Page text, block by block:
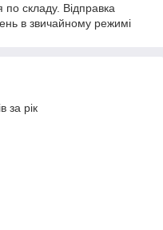
по складу. Відправка
в звичайному режимі
за рік